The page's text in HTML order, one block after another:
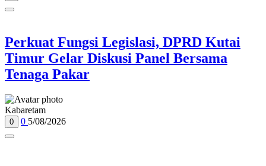
Perkuat Fungsi Legislasi, DPRD Kutai
Timur Gelar Diskusi Panel Bersama
Tenaga Pakar
Kabaretam
0 0 5/08/2026